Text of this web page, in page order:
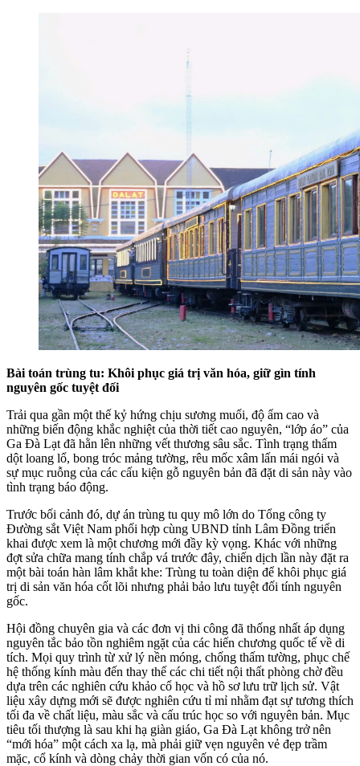
Bài toán trùng tu: Khôi phục giá trị văn hóa, giữ gìn tính
nguyên gốc tuyệt đối
Trải qua gần một thế kỷ hứng chịu sương muối, độ ẩm cao và
những biến động khắc nghiệt của thời tiết cao nguyên, “lớp áo” của
Ga Đà Lạt đã hằn lên những vết thương sâu sắc. Tình trạng thấm
dột loang lổ, bong tróc mảng tường, rêu mốc xâm lấn mái ngói và
sự mục ruỗng của các cấu kiện gỗ nguyên bản đã đặt di sản này vào
tình trạng báo động.
Trước bối cảnh đó, dự án trùng tu quy mô lớn do Tổng công ty
Đường sắt Việt Nam phối hợp cùng UBND tỉnh Lâm Đồng triển
khai được xem là một chương mới đầy kỳ vọng. Khác với những
đợt sửa chữa mang tính chắp vá trước đây, chiến dịch lần này đặt ra
một bài toán hàn lâm khắt khe: Trùng tu toàn diện để khôi phục giá
trị di sản văn hóa cốt lõi nhưng phải bảo lưu tuyệt đối tính nguyên
gốc.
Hội đồng chuyên gia và các đơn vị thi công đã thống nhất áp dụng
nguyên tắc bảo tồn nghiêm ngặt của các hiến chương quốc tế về di
tích. Mọi quy trình từ xử lý nền móng, chống thấm tường, phục chế
hệ thống kính màu đến thay thế các chi tiết nội thất phòng chờ đều
dựa trên các nghiên cứu khảo cổ học và hồ sơ lưu trữ lịch sử. Vật
liệu xây dựng mới sẽ được nghiên cứu tỉ mỉ nhằm đạt sự tương thích
tối đa về chất liệu, màu sắc và cấu trúc học so với nguyên bản. Mục
tiêu tối thượng là sau khi hạ giàn giáo, Ga Đà Lạt không trở nên
“mới hóa” một cách xa lạ, mà phải giữ vẹn nguyên vẻ đẹp trầm
mặc, cổ kính và dòng chảy thời gian vốn có của nó.